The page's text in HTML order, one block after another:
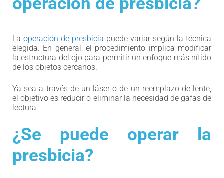
La operación de presbicia puede variar según la técnica
elegida. En general, el procedimiento implica modificar
la estructura del ojo para permitir un enfoque más nítido
de los objetos cercanos.
Ya sea a través de un láser o de un reemplazo de lente,
el objetivo es reducir o eliminar la necesidad de gafas de
lectura.
¿Se puede operar la
presbicia?